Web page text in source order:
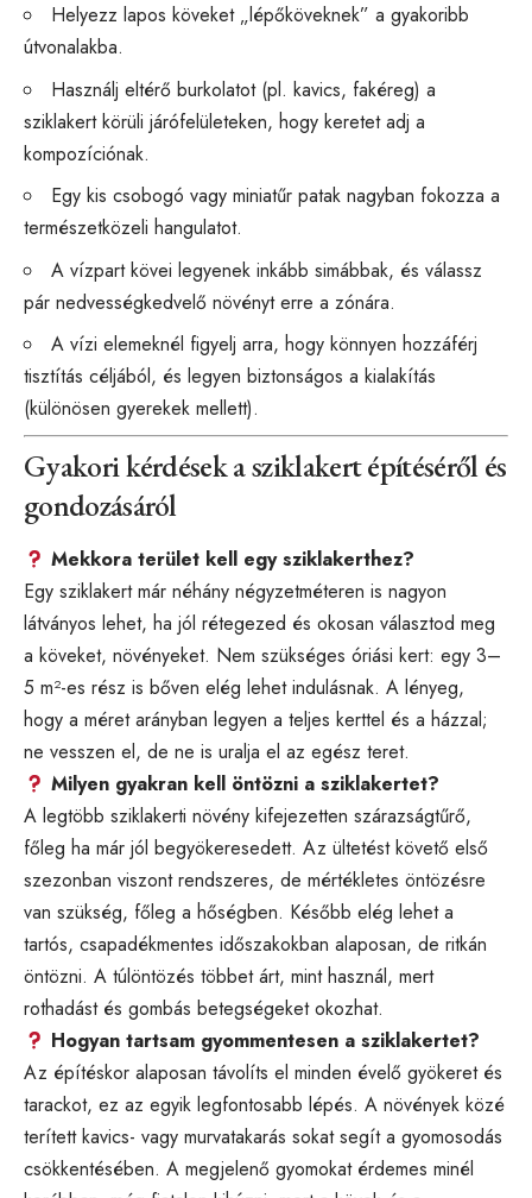
Helyezz lapos köveket „lépőköveknek” a gyakoribb
útvonalakba.
Használj eltérő burkolatot (pl. kavics, fakéreg) a
sziklakert körüli járófelületeken, hogy keretet adj a
kompozíciónak.
Egy kis csobogó vagy miniatűr patak nagyban fokozza a
természetközeli hangulatot.
A vízpart kövei legyenek inkább simábbak, és válassz
pár nedvességkedvelő növényt erre a zónára.
A vízi elemeknél figyelj arra, hogy könnyen hozzáférj
tisztítás céljából, és legyen biztonságos a kialakítás
(különösen gyerekek mellett).
Gyakori kérdések a sziklakert építéséről és
gondozásáról
Mekkora terület kell egy sziklakerthez?
Egy sziklakert már néhány négyzetméteren is nagyon
látványos lehet, ha jól rétegezed és okosan választod meg
a köveket, növényeket. Nem szükséges óriási kert: egy 3–
5 m²-es rész is bőven elég lehet indulásnak. A lényeg,
hogy a méret arányban legyen a teljes kerttel és a házzal;
ne vesszen el, de ne is uralja el az egész teret.
Milyen gyakran kell öntözni a sziklakertet?
A legtöbb sziklakerti növény kifejezetten szárazságtűrő,
főleg ha már jól begyökeresedett. Az ültetést követő első
szezonban viszont rendszeres, de mértékletes öntözésre
van szükség, főleg a hőségben. Később elég lehet a
tartós, csapadékmentes időszakokban alaposan, de ritkán
öntözni. A túlöntözés többet árt, mint használ, mert
rothadást és gombás betegségeket okozhat.
Hogyan tartsam gyommentesen a sziklakertet?
Az építéskor alaposan távolíts el minden évelő gyökeret és
tarackot, ez az egyik legfontosabb lépés. A növények közé
terített kavics- vagy murvatakarás sokat segít a gyomosodás
csökkentésében. A megjelenő gyomokat érdemes minél